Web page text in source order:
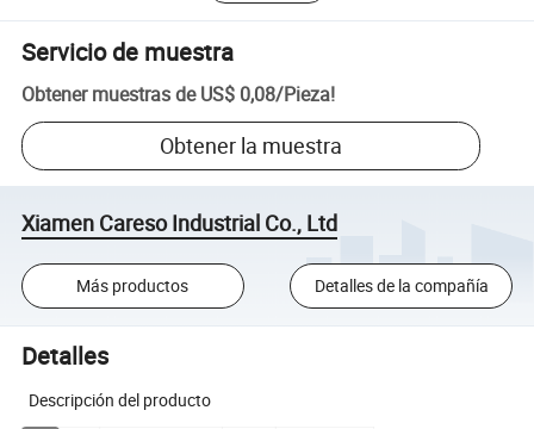
Servicio de muestra
Obtener muestras de US$ 0,08/Pieza!
Obtener la muestra
Xiamen Careso Industrial Co., Ltd
Más productos Detalles de la compañía
Detalles
Descripción del producto